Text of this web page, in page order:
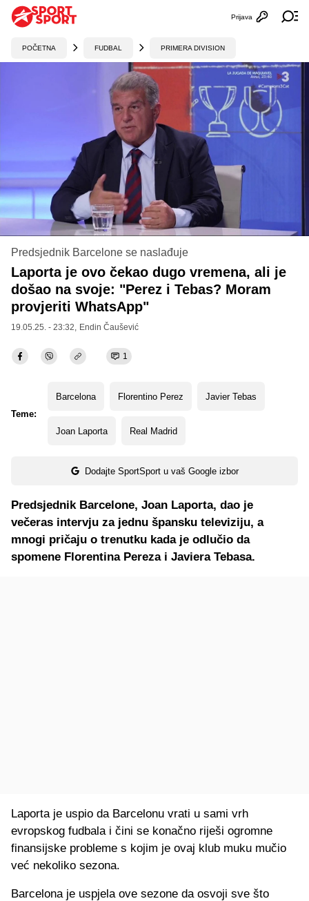
Otvori
Prijava
POČETNA FUDBAL PRIMERA DIVISION
Predsjednik Barcelone se naslađuje
Laporta je ovo čekao dugo vremena, ali je
došao na svoje: "Perez i Tebas? Moram
provjeriti WhatsApp"
19.05.25. - 23:32, Endin Čaušević
1
Teme:
Barcelona Florentino Perez Javier Tebas
Joan Laporta Real Madrid
Dodajte SportSport u vaš Google izbor
Predsjednik Barcelone, Joan Laporta, dao je
večeras intervju za jednu špansku televiziju, a
mnogi pričaju o trenutku kada je odlučio da
spomene Florentina Pereza i Javiera Tebasa.
Laporta je uspio da Barcelonu vrati u sami vrh
evropskog fudbala i čini se konačno riješi ogromne
finansijske probleme s kojim je ovaj klub muku mučio
već nekoliko sezona.
Barcelona je uspjela ove sezone da osvoji sve što